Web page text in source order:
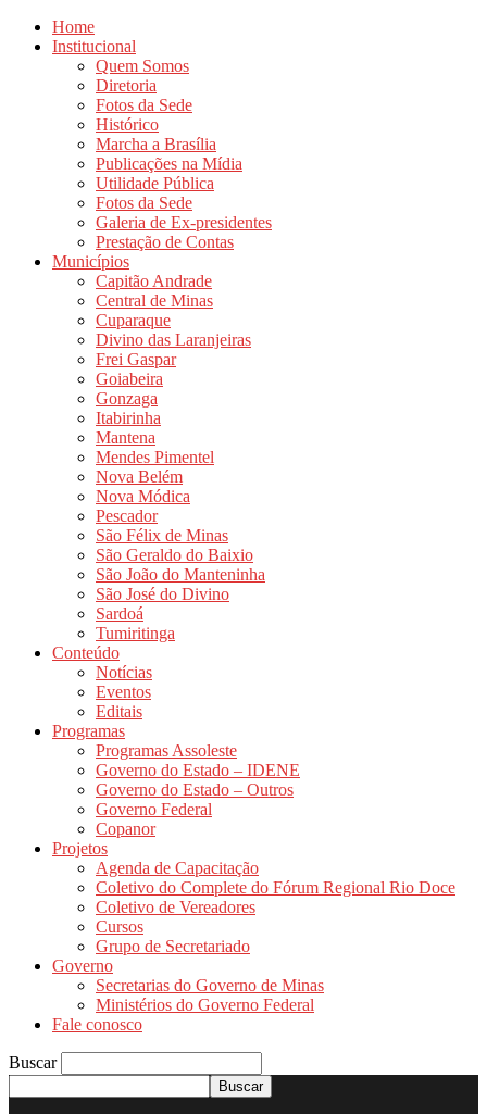
Home
Institucional
Quem Somos
Diretoria
Fotos da Sede
Histórico
Marcha a Brasília
Publicações na Mídia
Utilidade Pública
Fotos da Sede
Galeria de Ex-presidentes
Prestação de Contas
Municípios
Capitão Andrade
Central de Minas
Cuparaque
Divino das Laranjeiras
Frei Gaspar
Goiabeira
Gonzaga
Itabirinha
Mantena
Mendes Pimentel
Nova Belém
Nova Módica
Pescador
São Félix de Minas
São Geraldo do Baixio
São João do Manteninha
São José do Divino
Sardoá
Tumiritinga
Conteúdo
Notícias
Eventos
Editais
Programas
Programas Assoleste
Governo do Estado – IDENE
Governo do Estado – Outros
Governo Federal
Copanor
Projetos
Agenda de Capacitação
Coletivo do Complete do Fórum Regional Rio Doce
Coletivo de Vereadores
Cursos
Grupo de Secretariado
Governo
Secretarias do Governo de Minas
Ministérios do Governo Federal
Fale conosco
Buscar